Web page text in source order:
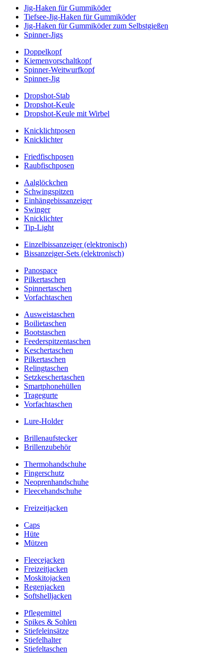
Jig-Haken für Gummiköder
Tiefsee-Jig-Haken für Gummiköder
Jig-Haken für Gummiköder zum Selbstgießen
Spinner-Jigs
Doppelkopf
Kiemenvorschaltkopf
Spinner-Weitwurfkopf
Spinner-Jig
Dropshot-Stab
Dropshot-Keule
Dropshot-Keule mit Wirbel
Knicklichtposen
Knicklichter
Friedfischposen
Raubfischposen
Aalglöckchen
Schwingspitzen
Einhängebissanzeiger
Swinger
Knicklichter
Tip-Light
Einzelbissanzeiger (elektronisch)
Bissanzeiger-Sets (elektronisch)
Panospace
Pilkertaschen
Spinnertaschen
Vorfachtaschen
Ausweistaschen
Boilietaschen
Bootstaschen
Feederspitzentaschen
Keschertaschen
Pilkertaschen
Relingtaschen
Setzkeschertaschen
Smartphonehüllen
Tragegurte
Vorfachtaschen
Lure-Holder
Brillenaufstecker
Brillenzubehör
Thermohandschuhe
Fingerschutz
Neoprenhandschuhe
Fleecehandschuhe
Freizeitjacken
Caps
Hüte
Mützen
Fleecejacken
Freizeitjacken
Moskitojacken
Regenjacken
Softshelljacken
Pflegemittel
Spikes & Sohlen
Stiefeleinsätze
Stiefelhalter
Stiefeltaschen